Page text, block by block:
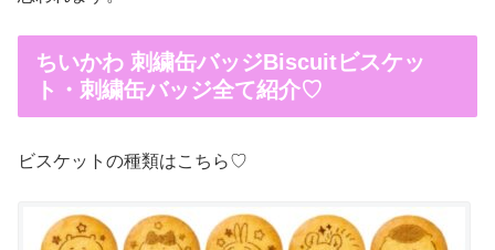
ちいかわ 刺繍缶バッジBiscuitビスケッ
ト・刺繍缶バッジ全て紹介♡
ビスケットの種類はこちら♡